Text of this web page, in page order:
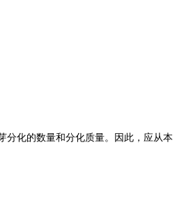
分化的数量和分化质量。因此，应从本